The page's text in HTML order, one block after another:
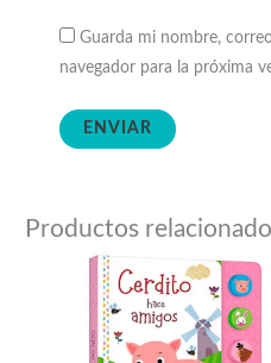
Guarda mi nombre,
navegador para la próxima
Productos